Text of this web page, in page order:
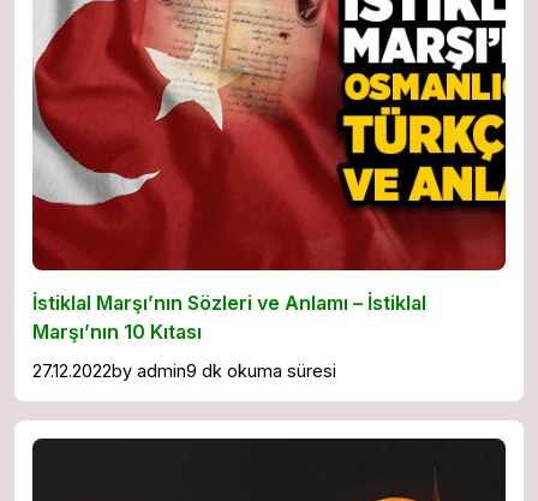
İstiklal Marşı’nın Sözleri ve Anlamı – İstiklal
Marşı’nın 10 Kıtası
27.12.2022by admin9 dk okuma süresi